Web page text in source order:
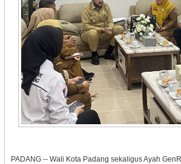
PADANG -- Wali Kota Padang sekaligus Ayah